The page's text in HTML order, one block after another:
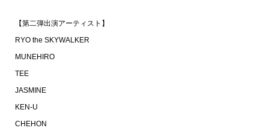
【第二弾出演アーティスト】
RYO the SKYWALKER
MUNEHIRO
TEE
JASMINE
KEN-U
CHEHON